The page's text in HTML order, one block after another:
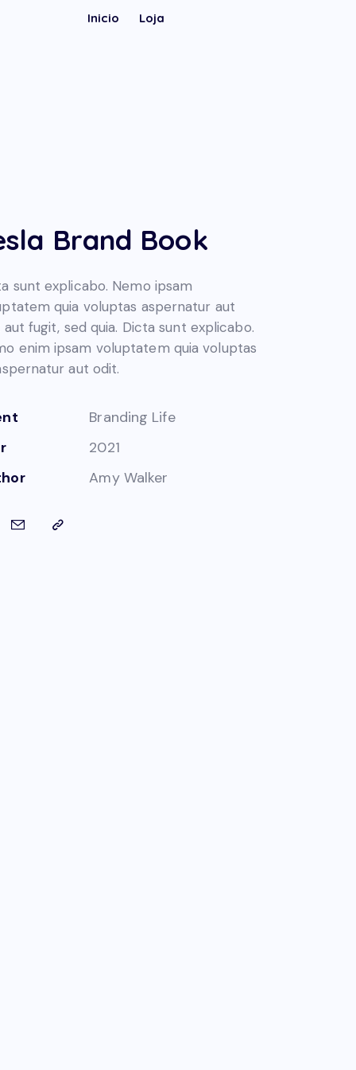
Inicio Loja
Brand Book
sunt explicabo. Nemo ipsam
quia voluptas aspernatur aut
fugit, sed quia. Dicta sunt explicabo.
enim ipsam voluptatem quia voluptas
aut odit.
Branding Life
2021
Amy Walker